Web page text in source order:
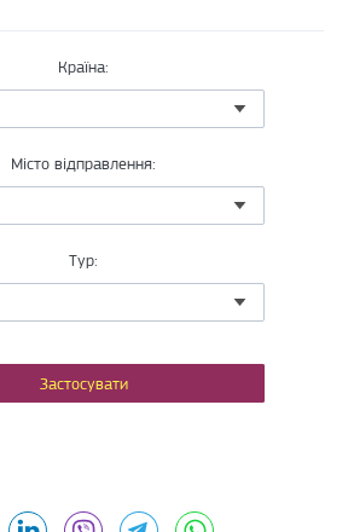
Країна:
Місто відправлення:
Тур:
Facebook LinkedIn Viber Telegram